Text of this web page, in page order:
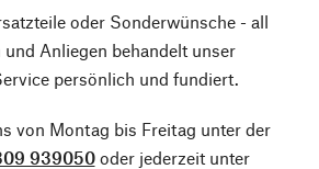
oder Sonderwünsche - all
und Anliegen behandelt unser
persönlich und fundiert.
von Montag bis Freitag unter der
939050oder jederzeit unter